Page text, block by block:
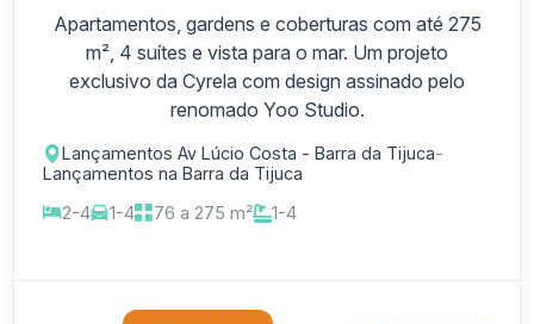
Apartamentos, gardens e coberturas com até 275
m², 4 suítes e vista para o mar. Um projeto
exclusivo da Cyrela com design assinado pelo
renomado Yoo Studio.
Lançamentos Av Lúcio Costa - Barra da Tijuca-
Lançamentos na Barra da Tijuca
2-4
1-4 76 a 275 m² 1-4